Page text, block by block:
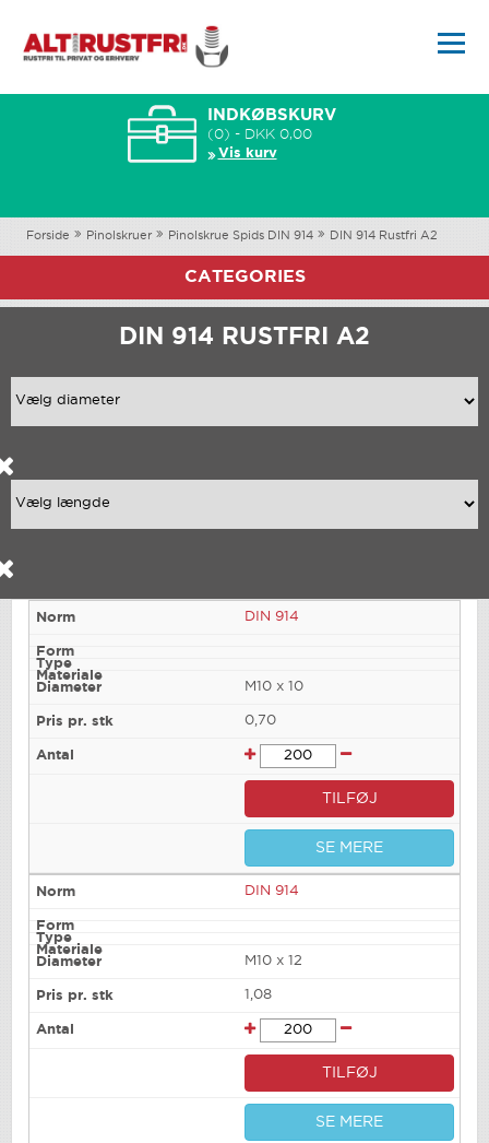
INDKØBSKURV
(0) - DKK 0,00
Vis kurv
Forside Pinolskruer Pinolskrue Spids DIN 914 DIN 914 Rustfri A2
CATEGORIES
DIN 914 RUSTFRI A2
DIN 914
M10 x 10
0,70
TILFØJ
SE MERE
DIN 914
M10 x 12
1,08
TILFØJ
SE MERE